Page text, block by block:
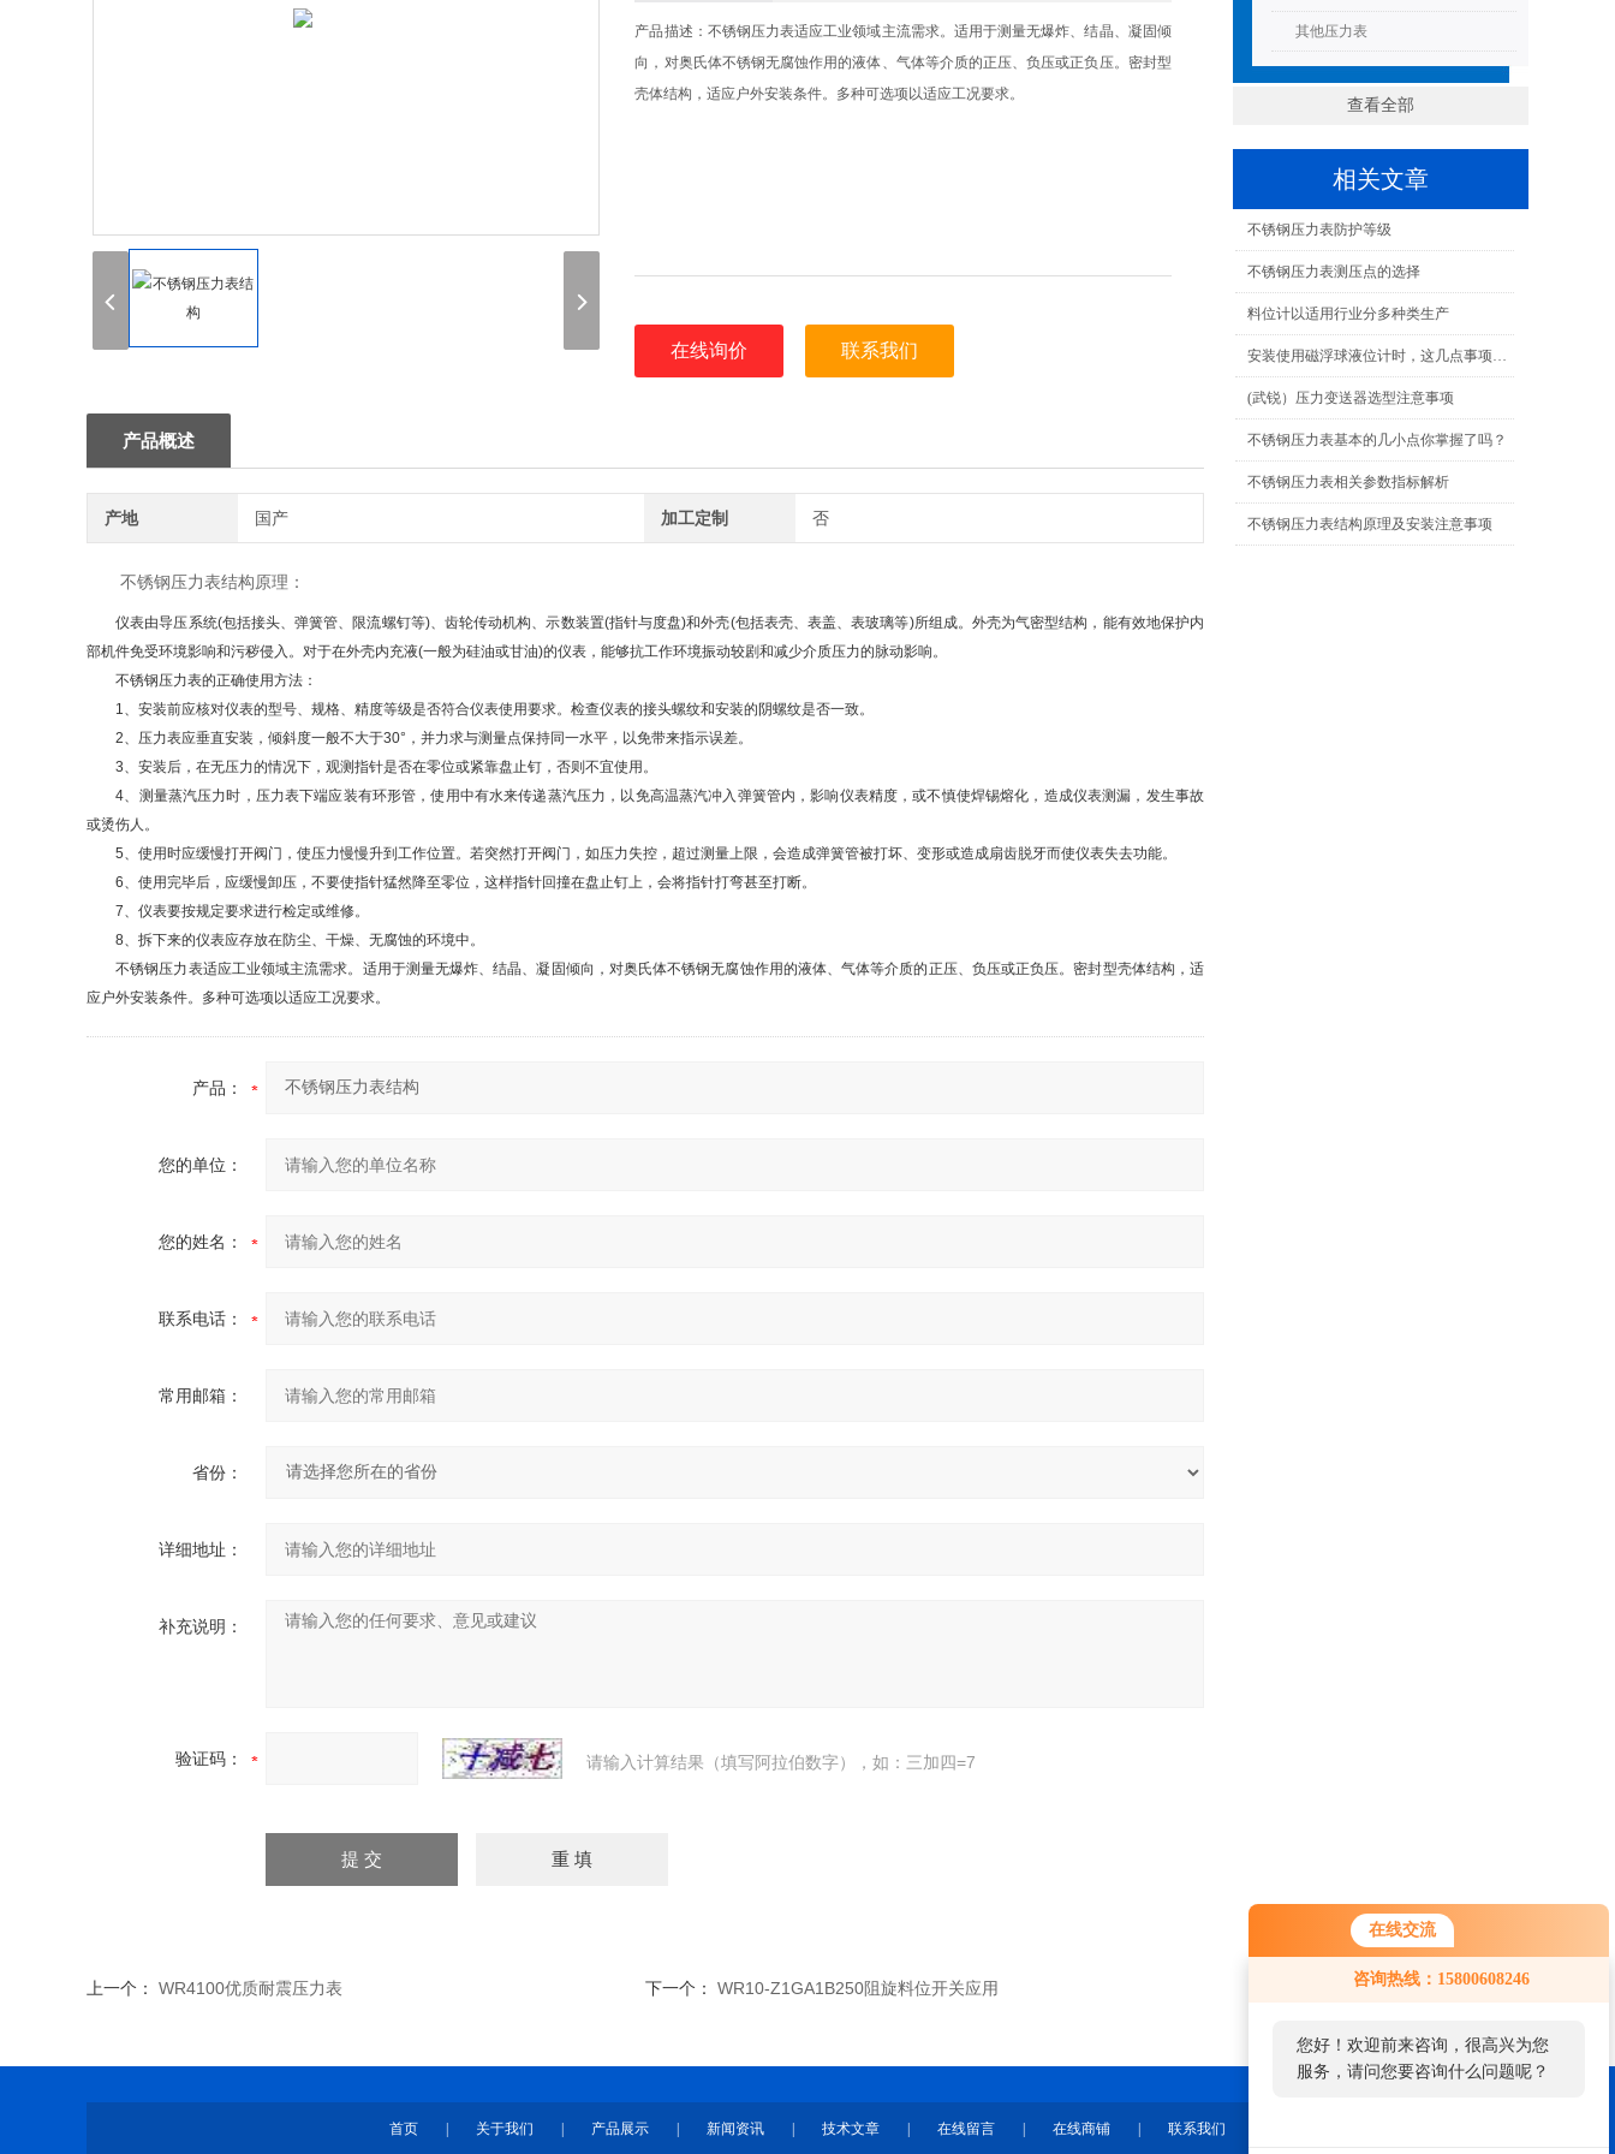
在线交流
咨询热线：15800608246
您好！欢迎前来咨询，很高兴为您
服务，请问您要咨询什么问题呢？
其他压力表
查看全部
相关文章
不锈钢压力表防护等级
不锈钢压力表测压点的选择
料位计以适用行业分多种类生产
安装使用磁浮球液位计时，这几点事项很重要！
(武锐）压力变送器选型注意事项
不锈钢压力表基本的几小点你掌握了吗？
不锈钢压力表相关参数指标解析
不锈钢压力表结构原理及安装注意事项
产品描述：不锈钢压力表适应工业领域主流需求。适用于测量无爆炸、结晶、凝固倾
向，对奥氏体不锈钢无腐蚀作用的液体、气体等介质的正压、负压或正负压。密封型
壳体结构，适应户外安装条件。多种可选项以适应工况要求。
在线询价 联系我们
产品概述
产地 国产 加工定制 否
不锈钢压力表结构原理：
仪表由导压系统(包括接头、弹簧管、限流螺钉等)、齿轮传动机构、示数装置(指针与度盘)和外壳(包括表壳、表盖、表玻璃等)所组成。外壳为气密型结构，能有效地保护内
部机件免受环境影响和污秽侵入。对于在外壳内充液(一般为硅油或甘油)的仪表，能够抗工作环境振动较剧和减少介质压力的脉动影响。
不锈钢压力表的正确使用方法：
1、安装前应核对仪表的型号、规格、精度等级是否符合仪表使用要求。检查仪表的接头螺纹和安装的阴螺纹是否一致。
2、压力表应垂直安装，倾斜度一般不大于30°，并力求与测量点保持同一水平，以免带来指示误差。
3、安装后，在无压力的情况下，观测指针是否在零位或紧靠盘止钉，否则不宜使用。
4、测量蒸汽压力时，压力表下端应装有环形管，使用中有水来传递蒸汽压力，以免高温蒸汽冲入弹簧管内，影响仪表精度，或不慎使焊锡熔化，造成仪表测漏，发生事故
或烫伤人。
5、使用时应缓慢打开阀门，使压力慢慢升到工作位置。若突然打开阀门，如压力失控，超过测量上限，会造成弹簧管被打坏、变形或造成扇齿脱牙而使仪表失去功能。
6、使用完毕后，应缓慢卸压，不要使指针猛然降至零位，这样指针回撞在盘止钉上，会将指针打弯甚至打断。
7、仪表要按规定要求进行检定或维修。
8、拆下来的仪表应存放在防尘、干燥、无腐蚀的环境中。
不锈钢压力表适应工业领域主流需求。适用于测量无爆炸、结晶、凝固倾向，对奥氏体不锈钢无腐蚀作用的液体、气体等介质的正压、负压或正负压。密封型壳体结构，适
应户外安装条件。多种可选项以适应工况要求。
产品：
您的单位：
您的姓名：
联系电话：
常用邮箱：
省份：
详细地址：
补充说明：
验证码： 请输入计算结果（填写阿拉伯数字），如：三加四=7
上一个： WR4100优质耐震压力表 下一个： WR10-Z1GA1B250阻旋料位开关应用
首页 关于我们 产品展示 新闻资讯 技术文章 在线留言 在线商铺 联系我们